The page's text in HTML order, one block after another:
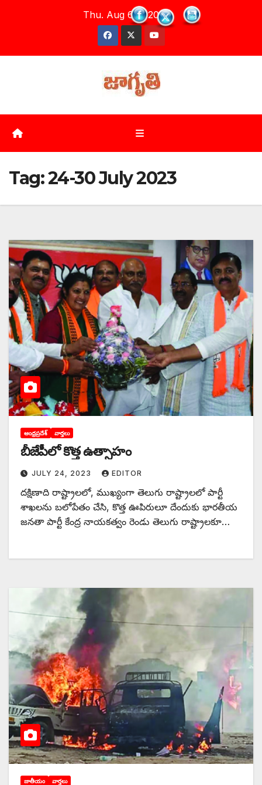
Thu. Aug 6th, 2026
Tag:24-30 July 2023
ఆంధ్రప్రదేశ్ వార్తలు
బీజేపీలో కొత్త ఉత్సాహం
JULY 24, 2023 EDITOR
దక్షిణాది రాష్ట్రాలలో, ముఖ్యంగా తెలుగు రాష్ట్రాలలో పార్టీ
శాఖలను బలోపేతం చేసి, కొత్త ఊపిరులూ దేందుకు భారతీయ
జనతా పార్టీ కేంద్ర నాయకత్వం రెండు తెలుగు రాష్ట్రాలకూ…
జాతీయం వార్తలు